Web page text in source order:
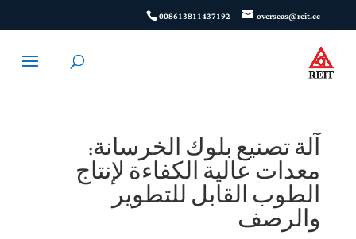
008613811437192 overseas@reit.cc
آلة تصنيع بلوك الخرسانة:
معدات عالية الكفاءة لإنتاج
الطوب القابل للتطوير
والرصف